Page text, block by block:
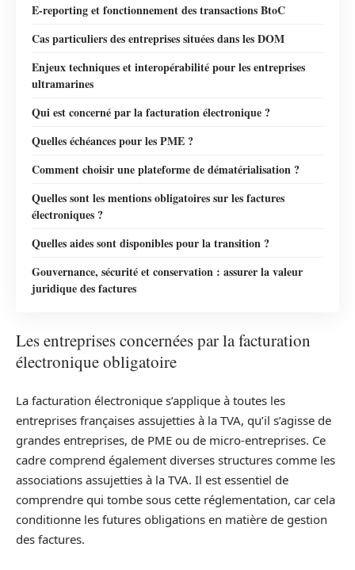
E-reporting et fonctionnement des transactions BtoC
Cas particuliers des entreprises situées dans les DOM
Enjeux techniques et interopérabilité pour les entreprises
ultramarines
Qui est concerné par la facturation électronique ?
Quelles échéances pour les PME ?
Comment choisir une plateforme de dématérialisation ?
Quelles sont les mentions obligatoires sur les factures
électroniques ?
Quelles aides sont disponibles pour la transition ?
Gouvernance, sécurité et conservation : assurer la valeur
juridique des factures
Les entreprises concernées par la facturation
électronique obligatoire
La facturation électronique s’applique à toutes les
entreprises françaises assujetties à la TVA, qu’il s’agisse de
grandes entreprises, de PME ou de micro-entreprises. Ce
cadre comprend également diverses structures comme les
associations assujetties à la TVA. Il est essentiel de
comprendre qui tombe sous cette réglementation, car cela
conditionne les futures obligations en matière de gestion
des factures.